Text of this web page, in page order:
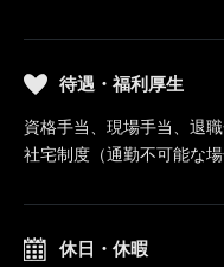
待遇・福利厚生
資格手当、現場手当、退
社宅制度（通勤不可能な
休日・休暇